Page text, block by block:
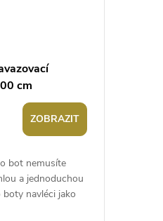
cm
ZOBRAZIT
bot nemusíte
a jednoduchou
boty navléci jako